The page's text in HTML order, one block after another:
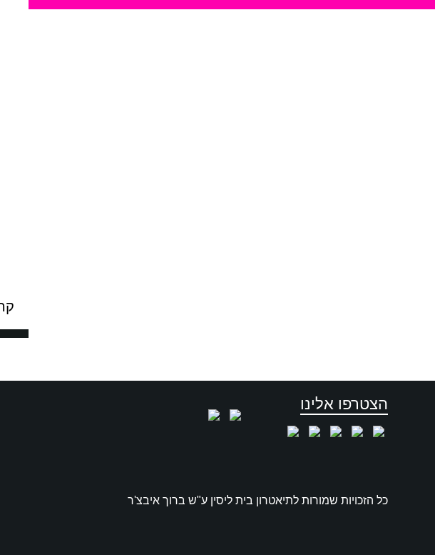
הצטרפו אלינו
כל הזכויות שמורות לתיאטרון בית ליסין ע"ש ברוך איבצ'ר